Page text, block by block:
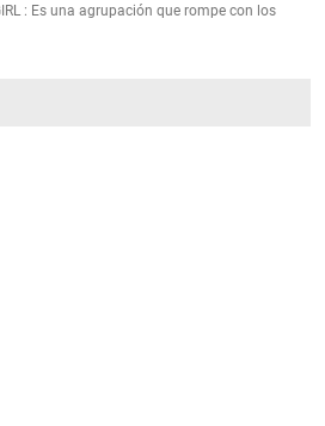
: Es una agrupación que rompe con los